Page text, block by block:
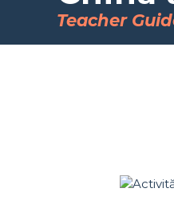
Teacher